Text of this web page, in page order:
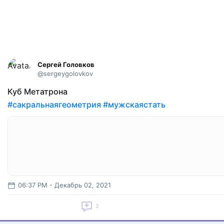
Сергей Головков
@sergeygolovkov
Куб Метатрона
#сакральнаягеометрия #мужскаястать
06:37 PM - Декабрь 02, 2021
2